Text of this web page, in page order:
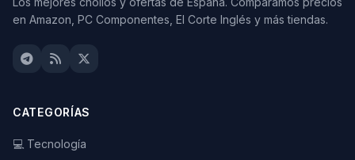
en Amazon, PC Componentes, El Corte Inglés y más tiendas.
CATEGORÍAS
💻 Tecnología